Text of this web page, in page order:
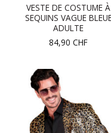
VESTE DE COSTUME À
SEQUINS VAGUE
ADULTE
84,90 CHF